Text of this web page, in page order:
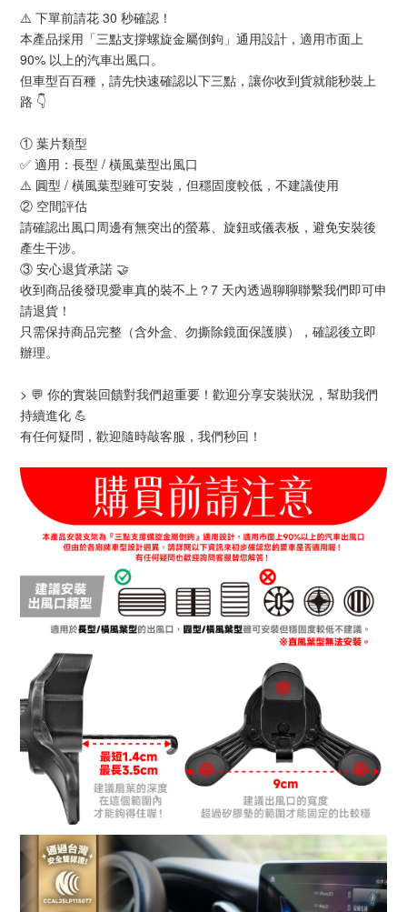
⚠️ 下單前請花 30 秒確認！
本產品採用「三點支撐螺旋金屬倒鉤」通用設計，適用市面上
90% 以上的汽車出風口。
但車型百百種，請先快速確認以下三點，讓你收到貨就能秒裝上
路 👇
① 葉片類型
✅ 適用：長型 / 橫風葉型出風口
⚠️ 圓型 / 橫風葉型雖可安裝，但穩固度較低，不建議使用
② 空間評估
請確認出風口周邊有無突出的螢幕、旋鈕或儀表板，避免安裝後
產生干涉。
③ 安心退貨承諾 🤝
收到商品後發現愛車真的裝不上？7 天內透過聊聊聯繫我們即可申
請退貨！
只需保持商品完整（含外盒、勿撕除鏡面保護膜），確認後立即
辦理。
> 💬 你的實裝回饋對我們超重要！歡迎分享安裝狀況，幫助我們
持續進化 💪
有任何疑問，歡迎隨時敲客服，我們秒回！